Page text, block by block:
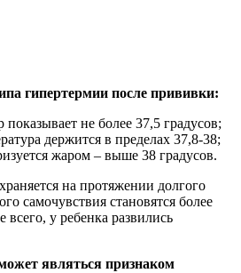
гипертермии после прививки:
показывает не более 37,5 градусов;
держится в пределах 37,8-38;
жаром – выше 38 градусов.
на протяжении долгого
самочувствия становятся более
у ребенка развились
являться признаком